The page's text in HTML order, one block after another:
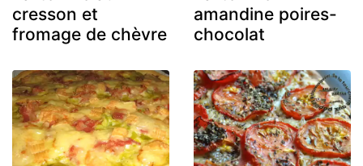
cresson et
fromage de chèvre
amandine poires-
chocolat